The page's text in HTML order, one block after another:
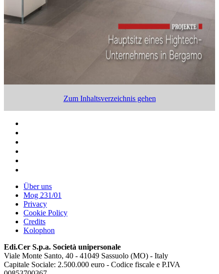
Zum Inhaltsverzeichnis gehen
Über uns
Mog 231/01
Privacy
Cookie Policy
Credits
Kolophon
Edi.Cer S.p.a. Società unipersonale
Viale Monte Santo, 40 - 41049 Sassuolo (MO) - Italy
Capitale Sociale: 2.500.000 euro - Codice fiscale e P.IVA